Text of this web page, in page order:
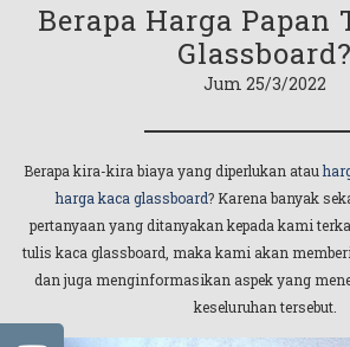
Berapa Harga Papan
Glassboard?
Jum 25/3/2022
Berapa kira-kira biaya yang diperlukan atau
harga kaca glassboard? Karena banyak
pertanyaan yang ditanyakan kepada kami
tulis kaca glassboard, maka kami akan
dan juga menginformasikan aspek yang
keseluruhan tersebut.